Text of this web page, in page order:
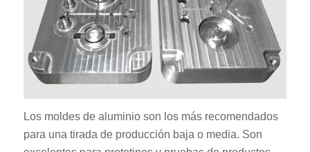
Los moldes de aluminio son los más recomendados
para una tirada de producción baja o media. Son